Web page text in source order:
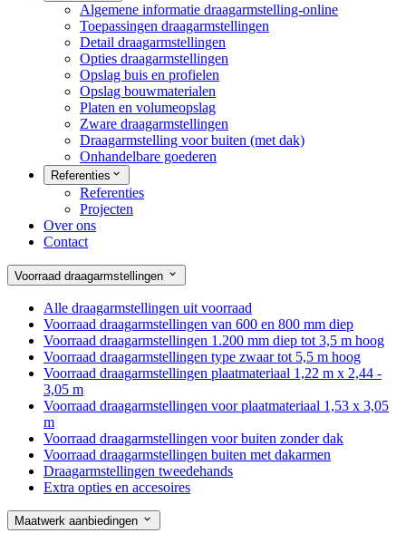
Algemene informatie draagarmstelling-online
Toepassingen draagarmstellingen
Detail draagarmstellingen
Opties draagarmstellingen
Opslag buis en profielen
Opslag bouwmaterialen
Platen en volumeopslag
Zware draagarmstellingen
Draagarmstelling voor buiten (met dak)
Onhandelbare goederen
Referenties
Referenties
Projecten
Over ons
Contact
Voorraad draagarmstellingen
Alle draagarmstellingen uit voorraad
Voorraad draagarmstellingen van 600 en 800 mm diep
Voorraad draagarmstellingen 1.200 mm diep tot 3,5 m hoog
Voorraad draagarmstellingen type zwaar tot 5,5 m hoog
Voorraad draagarmstellingen plaatmateriaal 1,22 m x 2,44 -
3,05 m
Voorraad draagarmstellingen voor plaatmateriaal 1,53 x 3,05
m
Voorraad draagarmstellingen voor buiten zonder dak
Voorraad draagarmstellingen buiten met dakarmen
Draagarmstellingen tweedehands
Extra opties en accesoires
Maatwerk aanbiedingen